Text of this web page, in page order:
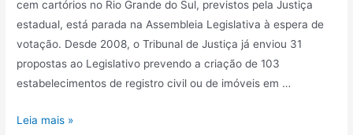
cem cartórios no Rio Grande do Sul, previstos pela Justiça
estadual, está parada na Assembleia Legislativa à espera de
votação. Desde 2008, o Tribunal de Justiça já enviou 31
propostas ao Legislativo prevendo a criação de 103
estabelecimentos de registro civil ou de imóveis em …
Leia mais »